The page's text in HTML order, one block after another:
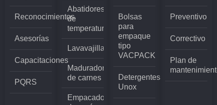
Reconocimientos
Asesorías
Capacitaciones
PQRS
Abatidores
de
temperatura
Lavavajillas
Madurador
de carnes
Empacadoras
Bolsas
para
empaque
tipo
VACPACK
Detergentes
Unox
Preventivo
Correctivo
Plan de